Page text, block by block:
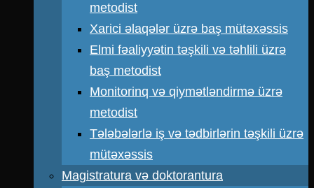
metodist
Xarici əlaqələr üzrə baş mütəxəssis
Elmi fəaliyyətin təşkili və təhlili üzrə
baş metodist
Monitorinq və qiymətləndirmə üzrə
metodist
Tələbələrlə iş və tədbirlərin təşkili üzrə
mütəxəssis
Magistratura və doktorantura